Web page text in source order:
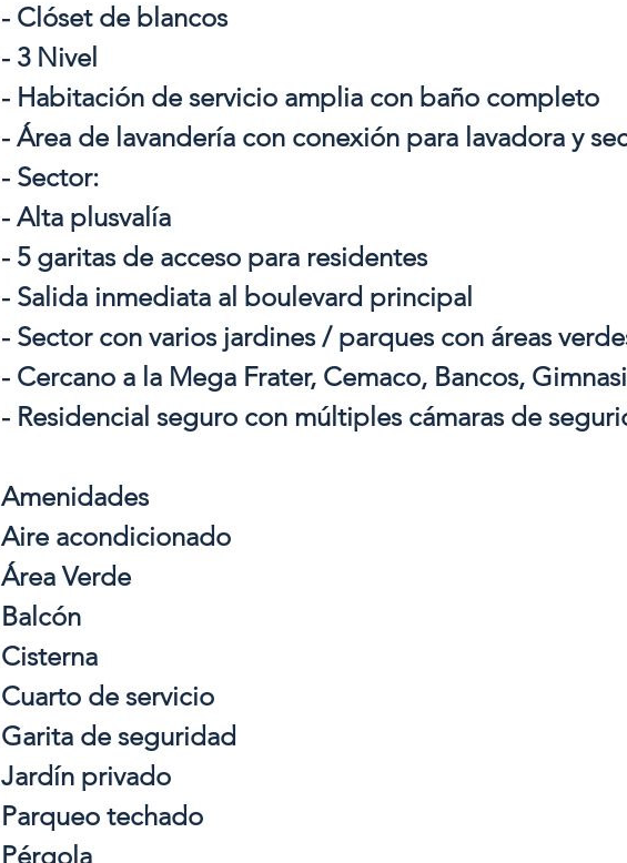
- Clóset de blancos
- 3 Nivel
- Habitación de servicio amplia con baño completo
- Área de lavandería con conexión para lavadora y
- Sector:
- Alta plusvalía
- 5 garitas de acceso para residentes
- Salida inmediata al boulevard principal
- Sector con varios jardines / parques con áreas
- Cercano a la Mega Frater, Cemaco, Bancos,
- Residencial seguro con múltiples cámaras de
Amenidades
Aire acondicionado
Área Verde
Balcón
Cisterna
Cuarto de servicio
Garita de seguridad
Jardín privado
Parqueo techado
Pérgola